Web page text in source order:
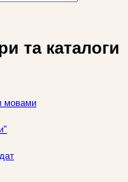
та каталоги
мовами